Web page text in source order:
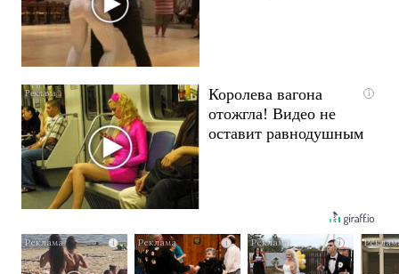
i
Королева вагона
отожгла! Видео не
оставит равнодушным
i i i